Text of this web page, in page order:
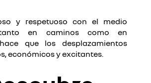
y respetuoso con el medio
en caminos como en
que los desplazamientos
económicos y excitantes.